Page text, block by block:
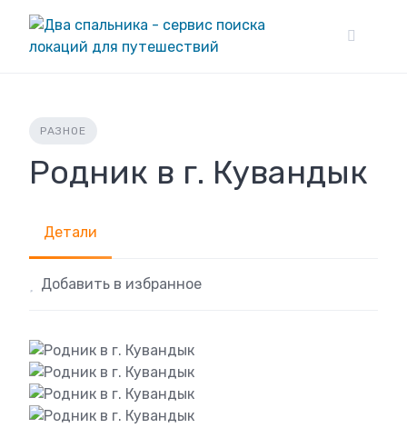
content
РАЗНОЕ
Родник в г. Кувандык
Детали
Добавить в избранное